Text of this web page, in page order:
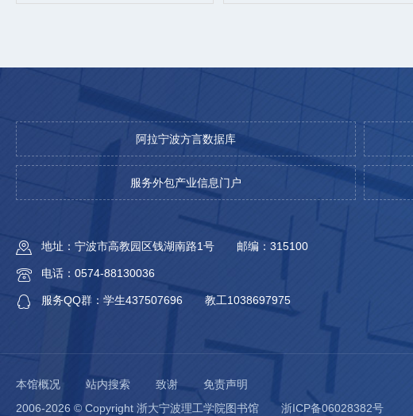
阿拉宁波方言数据库
服务外包产业信息门户
地址：宁波市高教园区钱湖南路1号 邮编：315100
电话：0574-88130036
服务QQ群：学生437507696 教工1038697975
本馆概况 站内搜索 致谢
免责声明
2006-2026 © Copyright 浙大宁波理工学院图书馆
浙ICP备06028382号